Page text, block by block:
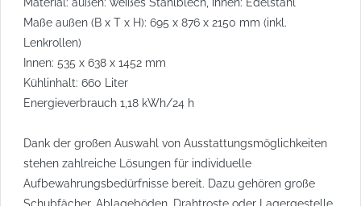
Maße außen (B x T x H): 695 x 876 x 2150 mm (inkl.
Lenkrollen)
Innen: 535 x 638 x 1452 mm
Kühlinhalt: 660 Liter
Energieverbrauch 1,18 kWh/24 h
Dank der großen Auswahl von Ausstattungsmöglichkeiten
stehen zahlreiche Lösungen für individuelle
Aufbewahrungsbedürfnisse bereit. Dazu gehören große
Schubfächer, Ablageböden, Drahtroste oder Lagergestelle